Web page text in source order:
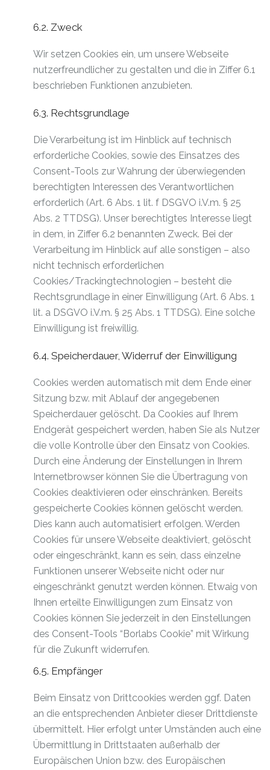
6.2. Zweck
Wir setzen Cookies ein, um unsere Webseite
nutzerfreundlicher zu gestalten und die in Ziffer 6.1
beschrieben Funktionen anzubieten.
6.3. Rechtsgrundlage
Die Verarbeitung ist im Hinblick auf technisch
erforderliche Cookies, sowie des Einsatzes des
Consent-Tools zur Wahrung der überwiegenden
berechtigten Interessen des Verantwortlichen
erforderlich (Art. 6 Abs. 1 lit. f DSGVO i.V.m. § 25
Abs. 2 TTDSG). Unser berechtigtes Interesse liegt
in dem, in Ziffer 6.2 benannten Zweck. Bei der
Verarbeitung im Hinblick auf alle sonstigen – also
nicht technisch erforderlichen
Cookies/Trackingtechnologien – besteht die
Rechtsgrundlage in einer Einwilligung (Art. 6 Abs. 1
lit. a DSGVO i.V.m. § 25 Abs. 1 TTDSG). Eine solche
Einwilligung ist freiwillig.
6.4. Speicherdauer, Widerruf der Einwilligung
Cookies werden automatisch mit dem Ende einer
Sitzung bzw. mit Ablauf der angegebenen
Speicherdauer gelöscht. Da Cookies auf Ihrem
Endgerät gespeichert werden, haben Sie als Nutzer
die volle Kontrolle über den Einsatz von Cookies.
Durch eine Änderung der Einstellungen in Ihrem
Internetbrowser können Sie die Übertragung von
Cookies deaktivieren oder einschränken. Bereits
gespeicherte Cookies können gelöscht werden.
Dies kann auch automatisiert erfolgen. Werden
Cookies für unsere Webseite deaktiviert, gelöscht
oder eingeschränkt, kann es sein, dass einzelne
Funktionen unserer Webseite nicht oder nur
eingeschränkt genutzt werden können. Etwaig von
Ihnen erteilte Einwilligungen zum Einsatz von
Cookies können Sie jederzeit in den Einstellungen
des Consent-Tools “Borlabs Cookie” mit Wirkung
für die Zukunft widerrufen.
6.5. Empfänger
Beim Einsatz von Drittcookies werden ggf. Daten
an die entsprechenden Anbieter dieser Drittdienste
übermittelt. Hier erfolgt unter Umständen auch eine
Übermittlung in Drittstaaten außerhalb der
Europäischen Union bzw. des Europäischen